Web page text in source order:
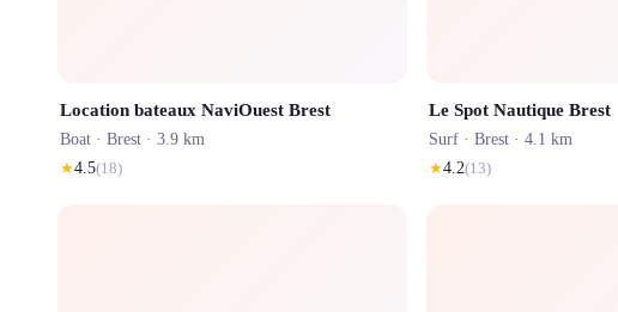
Location bateaux NaviOuest Brest
Boat · Brest · 3.9 km
★4.5(18)
Le Spot Nautique Brest
Surf · Brest · 4.1 km
★4.2(13)